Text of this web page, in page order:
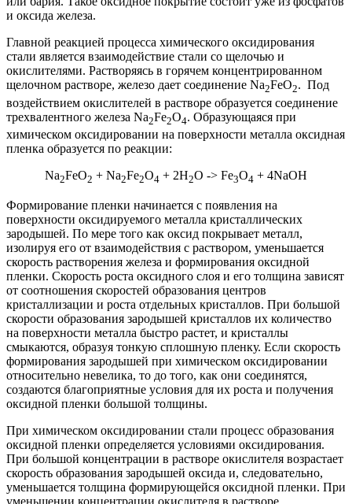
и оксида железа.
Главной реакцией процесса химического оксидирования
стали является взаимодействие стали со щелочью и
окислителями. Растворяясь в горячем концентрированном
щелочном растворе, железо дает соединение Na2FeO2. Под
воздействием окислителей в растворе образуется соединение
трехвалентного железа Na2Fe2O4. Образующаяся при
химическом оксидировании на поверхности металла оксидная
пленка образуется по реакции:
Na2FeO2 + Na2Fe2O4 + 2H2O -> Fe3O4 + 4NaOH
Формирование пленки начинается с появления на
поверхности оксидируемого металла кристаллических
зародышей. По мере того как оксид покрывает металл,
изолируя его от взаимодействия с раствором, уменьшается
скорость растворения железа и формирования оксидной
пленки. Скорость роста оксидного слоя и его толщина зависят
от соотношения скоростей образования центров
кристаллизации и роста отдельных кристаллов. При большой
скорости образования зародышей кристаллов их количество
на поверхности металла быстро растет, и кристаллы
смыкаются, образуя тонкую сплошную пленку. Если скорость
формирования зародышей при химическом оксидировании
относительно невелика, то до того, как они соединятся,
создаются благоприятные условия для их роста и получения
оксидной пленки большой толщины.
При химическом оксидировании стали процесс образования
оксидной пленки определяется условиями оксидирования.
При большой концентрации в растворе окислителя возрастает
скорость образования зародышей оксида и, следовательно,
уменьшается толщина формирующейся оксидной пленки. При
уменьшении концентрации окислителя в растворе